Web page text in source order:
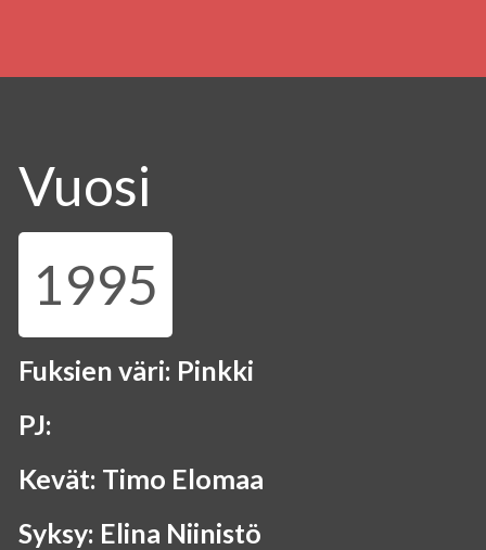
Vuosi
1995
Fuksien väri: Pinkki
PJ:
Kevät: Timo Elomaa
Syksy: Elina Niinistö